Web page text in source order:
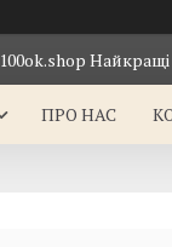
100ok.shop
ПРО НАС